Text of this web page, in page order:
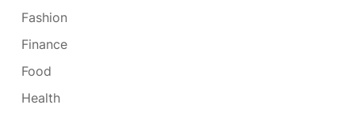
Fashion
Finance
Food
Health